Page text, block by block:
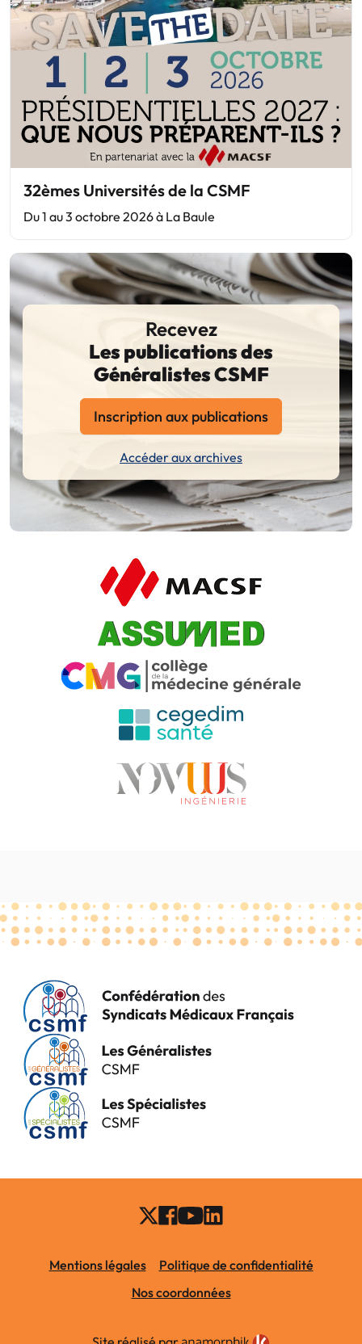
32èmes Universités de la CSMF
Du 1 au 3 octobre 2026 à La Baule
Recevez
Les publications des
Généralistes CSMF
Inscription aux publications
Accéder aux archives
Mentions légales
Politique de confidentialité
Nos coordonnées